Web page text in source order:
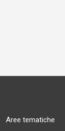
Aree tematiche